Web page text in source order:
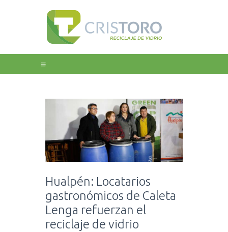
Home
Educación
Galeria
Noticias
Contacto
Hualpén: Locatarios
gastronómicos de Caleta
Lenga refuerzan el
reciclaje de vidrio